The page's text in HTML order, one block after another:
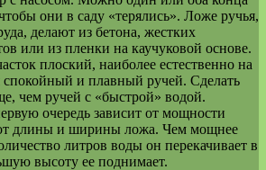
они в саду «терялись». Ложе ручья,
делают из бетона, жестких
или из пленки на каучуковой основе.
плоский, наиболее естественно на
спокойный и плавный ручей. Сделать
чем ручей с «быстрой» водой.
очередь зависит от мощности
длины и ширины ложа. Чем мощнее
литров воды он перекачивает в
высоту ее поднимает.